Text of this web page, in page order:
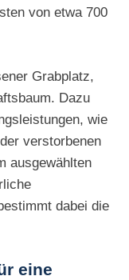
von etwa 700
Grabplatz,
Dazu
wie
verstorbenen
ausgewählten
dabei die
eine